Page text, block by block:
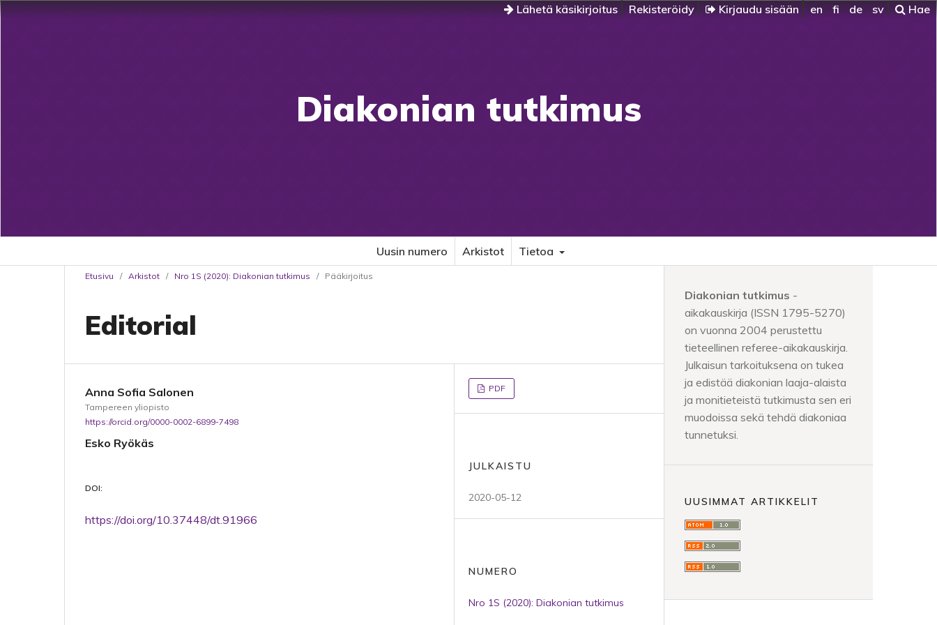
Lähetä käsikirjoitus Rekisteröidy Kirjaudu sisään en fi de sv Hae
Diakonian tutkimus
Uusin numero Arkistot Tietoa
Etusivu / Arkistot / Nro 1S (2020): Diakonian tutkimus / Pääkirjoitus
Editorial
Anna Sofia Salonen
Tampereen yliopisto
https://orcid.org/0000-0002-6899-7498
Esko Ryökäs
DOI:
https://doi.org/10.37448/dt.91966
PDF
JULKAISTU
2020-05-12
NUMERO
Nro 1S (2020): Diakonian tutkimus
Diakonian tutkimus -
aikakauskirja (ISSN 1795-5270)
on vuonna 2004 perustettu
tieteellinen referee-aikakauskirja.
Julkaisun tarkoituksena on tukea
ja edistää diakonian laaja-alaista
ja monitieteistä tutkimusta sen eri
muodoissa sekä tehdä diakoniaa
tunnetuksi.
UUSIMMAT ARTIKKELIT